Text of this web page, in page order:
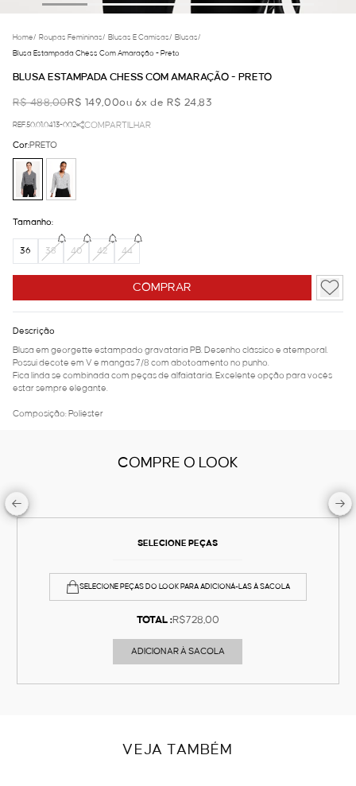
Home/ Roupas Femininas/ Blusas E Camisas/ Blusas/
Blusa Estampada Chess Com Amaração - Preto
BLUSA ESTAMPADA CHESS COM AMARAÇÃO - PRETO
R$ 488,00R$ 149,00ou 6x de R$ 24,83
REF.50.01.0413-002 COMPARTILHAR
COMPRAR
Cor:PRETO
Tamanho:
36 38 40 42 44
Descrição
Blusa em georgette estampado gravataria PB. Desenho clássico e atemporal.
Possui decote em V e mangas 7/8 com abotoamento no punho.
Fica linda se combinada com peças de alfaiataria. Excelente opção para vocês
estar sempre elegante.
Composição: Poliéster
COMPRE O LOOK
SELECIONE PEÇAS
SELECIONE PEÇAS DO LOOK PARA ADICIONÁ-LAS À SACOLA
TOTAL :R$728,00
ADICIONAR À SACOLA
VEJA TAMBÉM